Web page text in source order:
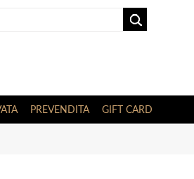
PREVENDITA GIFT CARD